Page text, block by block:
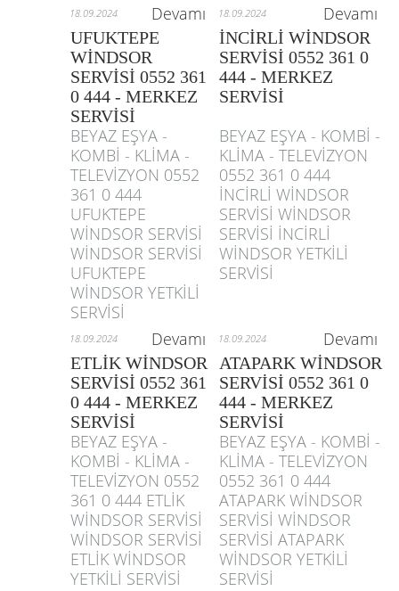
18.09.2024 Devamı 18.09.2024 Devamı
UFUKTEPE
WİNDSOR
SERVİSİ 0552 361
0 444 - MERKEZ
SERVİSİ
İNCİRLİ WİNDSOR
SERVİSİ 0552 361 0
444 - MERKEZ
SERVİSİ
BEYAZ EŞYA -
KOMBİ - KLİMA -
TELEVİZYON 0552
361 0 444
UFUKTEPE
WİNDSOR SERVİSİ
WİNDSOR SERVİSİ
UFUKTEPE
WİNDSOR YETKİLİ
SERVİSİ
BEYAZ EŞYA - KOMBİ -
KLİMA - TELEVİZYON
0552 361 0 444
İNCİRLİ WİNDSOR
SERVİSİ WİNDSOR
SERVİSİ İNCİRLİ
WİNDSOR YETKİLİ
SERVİSİ
18.09.2024 Devamı 18.09.2024 Devamı
ETLİK WİNDSOR
SERVİSİ 0552 361
0 444 - MERKEZ
SERVİSİ
ATAPARK WİNDSOR
SERVİSİ 0552 361 0
444 - MERKEZ
SERVİSİ
BEYAZ EŞYA -
KOMBİ - KLİMA -
TELEVİZYON 0552
361 0 444 ETLİK
WİNDSOR SERVİSİ
WİNDSOR SERVİSİ
ETLİK WİNDSOR
YETKİLİ SERVİSİ
BEYAZ EŞYA - KOMBİ -
KLİMA - TELEVİZYON
0552 361 0 444
ATAPARK WİNDSOR
SERVİSİ WİNDSOR
SERVİSİ ATAPARK
WİNDSOR YETKİLİ
SERVİSİ